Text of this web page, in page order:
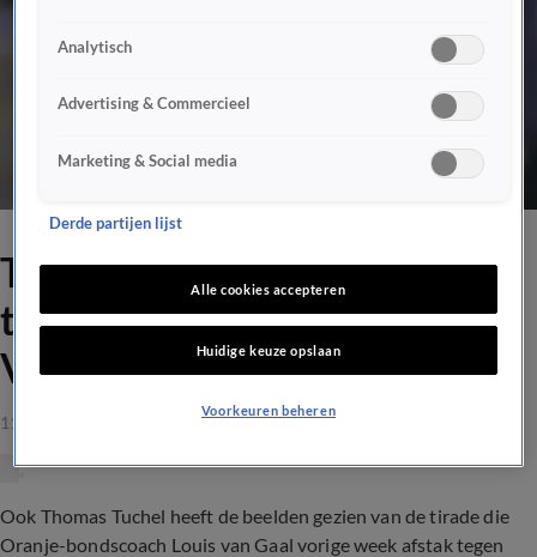
Thomas Tuchel reageert op
tirade van Van Gaal tegen
Valentijn
11 sep 2021, 12:43
Ook Thomas Tuchel heeft de beelden gezien van de tirade die
Oranje-bondscoach Louis van Gaal vorige week afstak tegen
Analytisch
Advertising & Commercieel
Marketing & Social media
Derde partijen lijst
Alle cookies accepteren
Huidige keuze opslaan
Voorkeuren beheren